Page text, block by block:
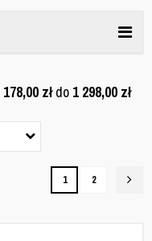
178,00 złdo 1 298,00 zł
1 2